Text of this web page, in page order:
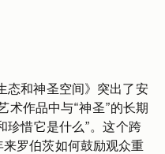
态和神圣空间》突出了安
术作品中与“神圣”的长期
珍惜它是什么”。这个跨
罗伯茨如何鼓励观众重